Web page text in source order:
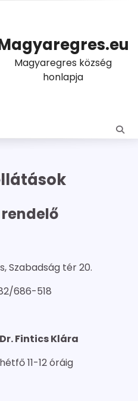
Magyaregres község
honlapja
Szabadság tér 20.
686-518
Fintics Klára
11-12 óráig